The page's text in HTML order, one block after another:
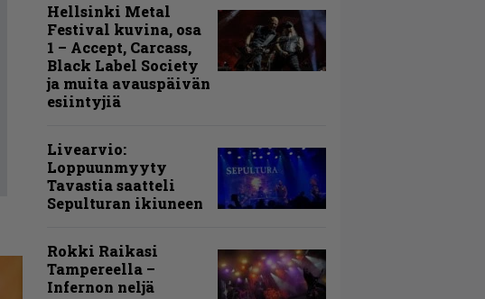
Hellsinki Metal
Festival kuvina, osa
1 – Accept, Carcass,
Black Label Society
ja muita avauspäivän
esiintyjiä
Livearvio:
Loppuunmyyty
Tavastia saatteli
Sepulturan ikiuneen
Rokki Raikasi
Tampereella –
Infernon neljä